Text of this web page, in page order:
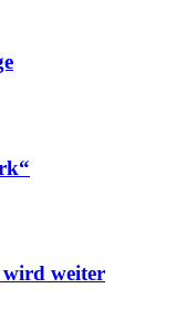
weiter